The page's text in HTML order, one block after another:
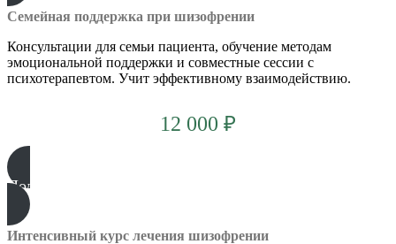
Семейная поддержка при шизофрении
Консультации для семьи пациента, обучение методам
эмоциональной поддержки и совместные сессии с
психотерапевтом. Учит эффективному взаимодействию.
12 000 ₽
Подробнее
Интенсивный курс лечения шизофрении